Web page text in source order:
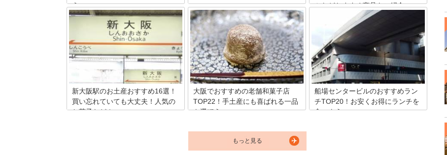
う
日々、たくさんの人が行き交う大阪駅。
景色やショッピングなども旅の楽しみで
すが、電車の中で味わう駅弁も旅の醍醐
味の一つです。大阪駅では美味しい駅弁
がたくさん販売され、特に人気なのは関
西ならではの味わいが楽しめるタイプ！
そこで今回は、大阪駅で購入可能なさま
ざまなジャンルの駅弁をご紹介します。
よりよい未来へとアドバイスをくれる、
占い。元気が出ない時や、人生に迷った
時に占い師に見てもらいたいという人は
少なくないでしょう。同じ時間とお金を
かけるなら、思わず「当たってる！」と
うならせてくれる占いが良いですよね。
そこで、大阪で当たると人気の占いスポ
ットをまとめてみました。
ツなどおすすめ商品をご紹介
阪神百貨店のデパ地下グルメを案内しま
す。阪神百貨店には地下にスナックパー
クというフードコートがあり、名物料理
などが気軽に味わえます。そして百貨店
の食料品売り場も侮れないグルメばか
り。そんな中でも特におすすめで人気の
ものばかりを20アイテム厳選しました。
新大阪駅のお土産おすすめ16選！
買い忘れていても大丈夫！人気の
お菓子など！
大阪でおすすめの老舗和菓子店
TOP22！手土産にも喜ばれる一品
を選ぼう
れ、現在では「食い倒れの街」と呼ばれ
ており、たこ焼きやお好み焼きなどの粉
ものや、串揚げなど美味しいもので有名
船場センタービルのおすすめラン
チTOP20！お安くお得にランチを
食べよう
もっと見る